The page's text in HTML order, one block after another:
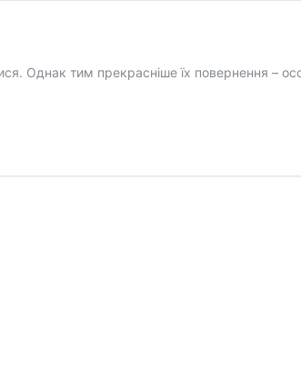
Однак тим прекрасніше їх повернення –